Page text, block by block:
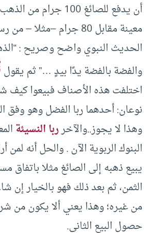
أن يدفع للصائغ 100
معينة مقابل 80 جرام
الحديث النبوي واضح وصريح :
والفضة بالفضة يدًا بيدٍ …” ثم يقول
اختلفت هذه الأصناف فبيعوا كيف
نوعان: أحدهما ربا الفضل وهو وفق
وهذا لا يجوز..والآخرربا النسيئة
البنوك الربوية الآن . والحل أنه لمن
يبيع ذهبه إلى الصائغ مثلا
الثمن، ثم بعد ذلك فهو بالخيار إن
من غيره؛ وهذا يعني ألا يكون من
حصول البيع الثاني.